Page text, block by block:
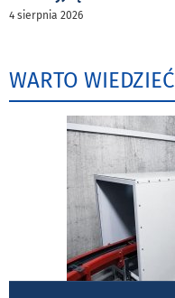
4 sierpnia 2026
WARTO WIEDZIEĆ